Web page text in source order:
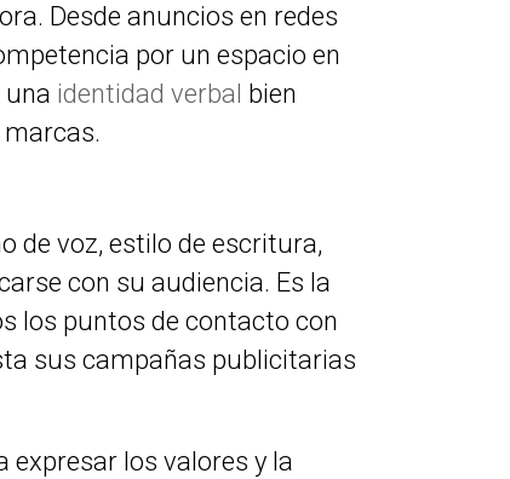
Desde anuncios en redes
por un espacio en
una identidad verbal bien
de voz, estilo de escritura,
con su audiencia. Es la
los puntos de contacto con
sus campañas publicitarias
expresar los valores y la